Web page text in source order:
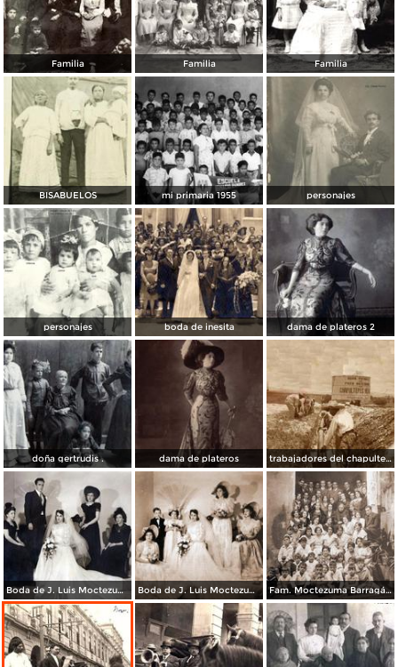
Familia Familia Familia
BISABUELOS mi primaria 1955 personajes
personajes boda de inesita dama de plateros 2
doña gertrudis . dama de plateros trabajadores del chapultepec heights
Boda de J. Luis Moctezuma Barragán y Gertrudis Arvizu (1943) Boda de J. Luis Moctezuma Barragán y Gertrudis Arvizu (1943) Fam. Moctezuma Barragán en la casa de Jalapa 39, Col. Roma